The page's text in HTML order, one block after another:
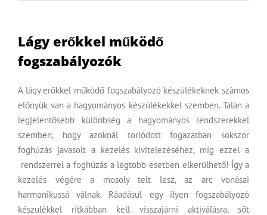
Lágy erőkkel működő
fogszabályozók
A lágy erőkkel működő fogszabályozó készülékeknek számos
előnyük van a hagyományos készülékekkel szemben. Talán a
legjelentősebb különbség a hagyományos rendszerekkel
szemben, hogy azoknál torlódott fogazatban sokszor
foghúzás javasolt a kezelés kivitelezéséhez, míg ezzel a
rendszerrel a foghúzás a legtöbb esetben elkerülhető! Így a
kezelés végére a mosoly telt lesz, az arc vonásai
harmonikussá válnak. Ráadásul egy ilyen fogszabályozó
készülékkel ritkábban kell visszajárni aktiválásra, sőt